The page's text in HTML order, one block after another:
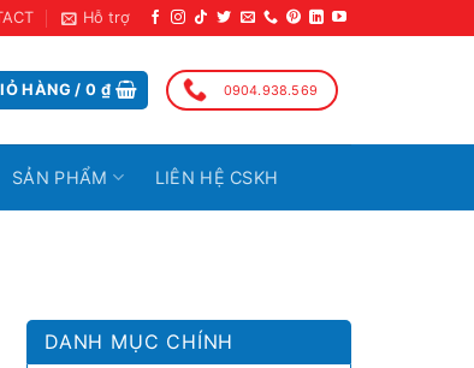
Hỗ trợ
HÀNG /0 ₫ 0904.938.569
SẢN PHẨM LIÊN HỆ CSKH
DANH MỤC CHÍNH